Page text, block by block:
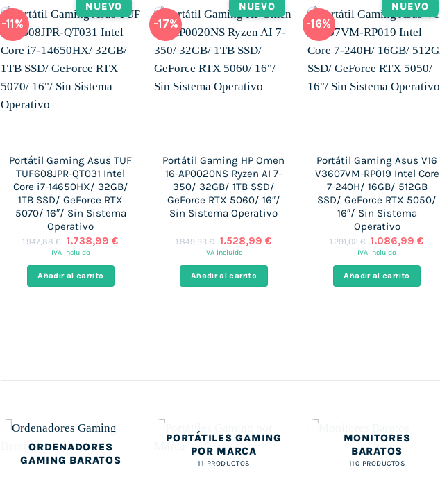
-11%
NUEVO
Portátil Gaming Asus TUF
TUF608JPR-QT031 Intel
Core i7-14650HX/ 32GB/
1TB SSD/ GeForce RTX
5070/ 16″/ Sin Sistema
Operativo
1.947,88€ El
precio
era:
1.947,88 €.
1.738,99€
IVA incluido
Añadir al carrito
-17%
NUEVO
Portátil Gaming HP Omen
16-AP0020NS Ryzen AI 7-
350/ 32GB/ 1TB SSD/
GeForce RTX 5060/ 16″/
Sin Sistema Operativo
1.849,93€ El
precio
era:
1.849,93 €.
1.528,99 €El
IVA incluido
Añadir al carrito
-16%
NUEVO
Portátil Gaming Asus V16
V3607VM-RP019 Intel Core
7-240H/ 16GB/ 512GB
SSD/ GeForce RTX 5050/
16″/ Sin Sistema
Operativo
1.291,02€ El
precio
era:
1.291,02 €.
1.086,99€
IVA incluido
Añadir al carrito
ORDENADORES
GAMING BARATOS
PORTÁTILES GAMING
POR MARCA
11 PRODUCTOS
MONITORES
BARATOS
110 PRODUCTOS